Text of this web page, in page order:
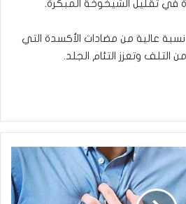
في تقليل الشيخوخة المبكرة.
عالية من مضادات الأكسدة التي
وتعزز التئام الجلد.